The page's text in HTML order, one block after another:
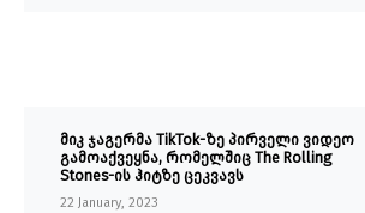
მიკ ჯაგერმა TikTok-ზე პირველი ვიდეო
გამოაქვეყნა, რომელშიც The Rolling
Stones-ის ჰიტზე ცეკვავს
22 January, 2023